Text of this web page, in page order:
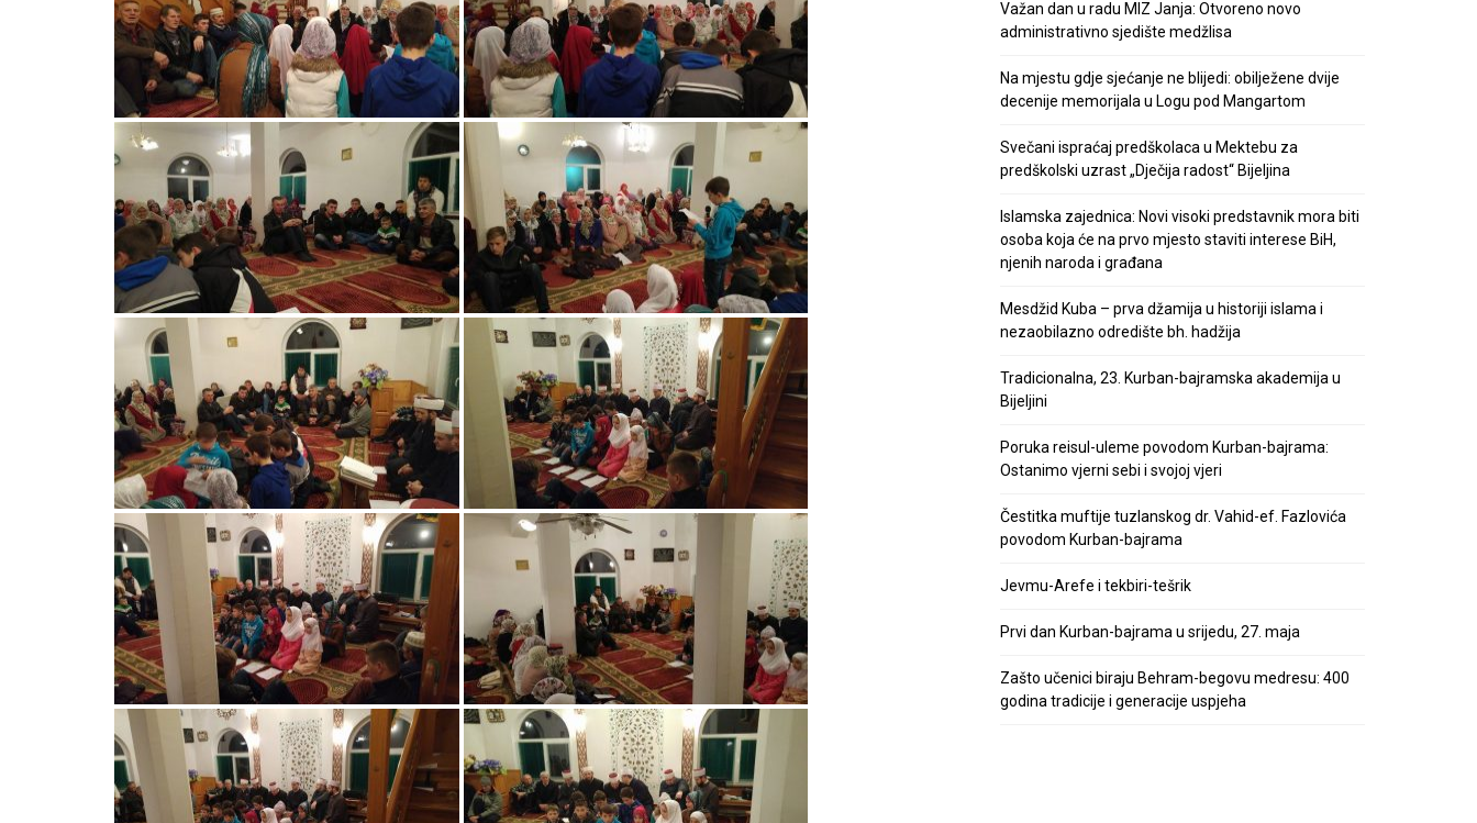
Važan dan u radu MIZ Janja: Otvoreno novo
administrativno sjedište medžlisa
Na mjestu gdje sjećanje ne blijedi: obilježene dvije
decenije memorijala u Logu pod Mangartom
Svečani ispraćaj predškolaca u Mektebu za
predškolski uzrast „Dječija radost“ Bijeljina
Islamska zajednica: Novi visoki predstavnik mora biti
osoba koja će na prvo mjesto staviti interese BiH,
njenih naroda i građana
Mesdžid Kuba – prva džamija u historiji islama i
nezaobilazno odredište bh. hadžija
Tradicionalna, 23. Kurban-bajramska akademija u
Bijeljini
Poruka reisul-uleme povodom Kurban-bajrama:
Ostanimo vjerni sebi i svojoj vjeri
Čestitka muftije tuzlanskog dr. Vahid-ef. Fazlovića
povodom Kurban-bajrama
Jevmu-Arefe i tekbiri-tešrik
Prvi dan Kurban-bajrama u srijedu, 27. maja
Zašto učenici biraju Behram-begovu medresu: 400
godina tradicije i generacije uspjeha